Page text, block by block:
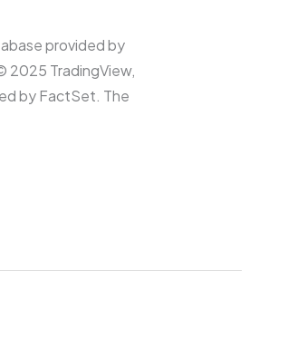
provided by
2025 TradingView,
by FactSet. The